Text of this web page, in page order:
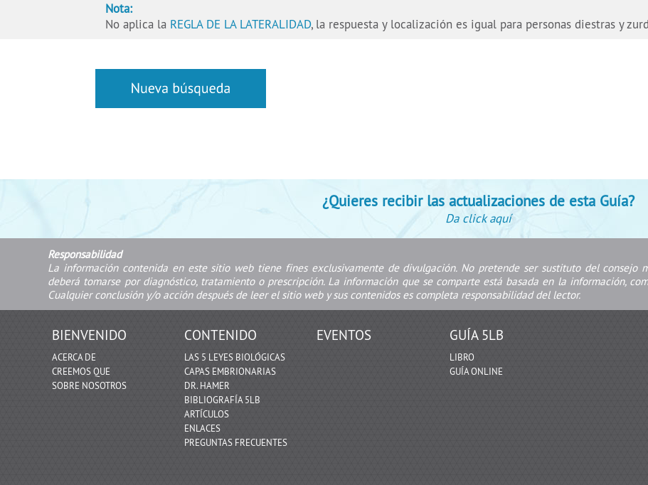
Nota:
No aplica la REGLA DE LA LATERALIDAD, la respuesta y localización es igual para personas diestras y
¿Quieres recibir las actualizaciones de esta Guía?
Da click aquí
Responsabilidad
La información contenida en este sitio web tiene fines exclusivamente de divulgación. No pretende ser sustituto del consejo
deberá tomarse por diagnóstico, tratamiento o prescripción. La información que se comparte está basada en la información,
Cualquier conclusión y/o acción después de leer el sitio web y sus contenidos es completa responsabilidad del lector.
BIENVENIDO
ACERCA DE
CREEMOS QUE
SOBRE NOSOTROS
CONTENIDO
LAS 5 LEYES BIOLÓGICAS
CAPAS EMBRIONARIAS
DR. HAMER
BIBLIOGRAFÍA 5LB
ARTÍCULOS
ENLACES
PREGUNTAS FRECUENTES
EVENTOS GUÍA 5LB
LIBRO
GUÍA ONLINE